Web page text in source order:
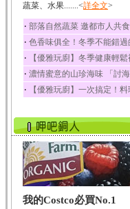
豆豉
豆豉裡頭含有
白質、脂肪、
榛果
榛果裡所含的
蛋白質、脂肪
迷迭香
酸、迷迭香酸
咖啡
咖啡中的咖啡
中樞神經系統
椰子
椰子含有糖類
蔬菜、水果.......<詳全文>
‧ 部落自然蔬菜 邀都市人共
‧ 色香味俱全！冬季不能錯過
‧ 【優雅玩廚】冬季健康輕鬆
‧ 濃情蜜意的山珍海味 「討
‧ 【優雅玩廚】一次搞定！料
我的Costco必買No.1